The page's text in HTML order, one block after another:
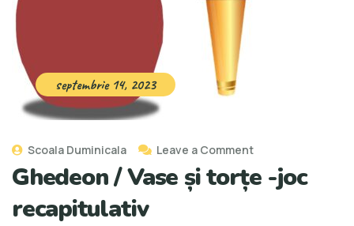
septembrie 14, 2023
Scoala Duminicala Leave a Comment
Ghedeon / Vase și torțe -joc
recapitulativ